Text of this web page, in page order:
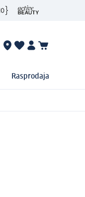
Rasprodaja